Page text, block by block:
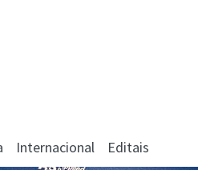
Internacional Editais